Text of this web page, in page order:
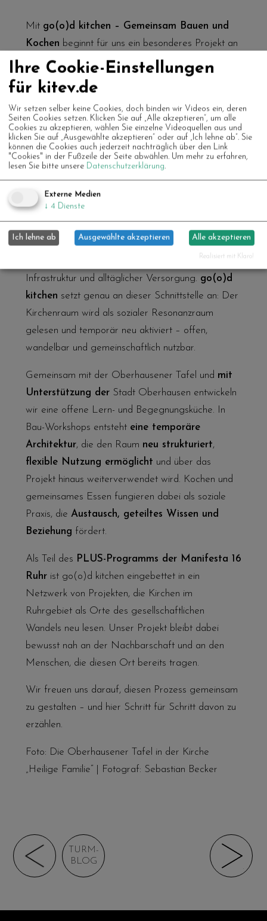
Mit go(o)d kitchen – Gemeinsam Bauen und
Kochen beginnt für uns ein besonderes Projekt an
einem besonderen Ort. In der Kirche „Heilige
Familie“ in Oberhausen-Lirich, die heute von der
Oberhausener Tafel
künftig Menschen, um gemeinsam zu kochen, zu
bauen, zu essen und Zeit miteinander zu
verbringen. Was zunächst alltäglich erscheint, bildet
den Kern des Projekts: Begegnung ermöglichen
und Räume gemeinsam neu denken.
Die Kirche ist dabei mehr als ein Rahmen. Als
Gemeinschaft, Nächstenliebe und Besinnung
ausgelegt. Heute ist sie zugleich Teil sozialer
Infrastruktur und alltäglicher Versorgung. go(o)d
kitchen setzt genau an dieser Schnittstelle an: Der
Kirchenraum wird als sozialer Resonanzraum
gelesen und temporär neu aktiviert – offen,
wandelbar und gemeinschaftlich nutzbar.
Gemeinsam mit der Oberhausener Tafel und mit
Unterstützung derStadt Oberhausen entwickeln
wir eine offene Lern- und Begegnungsküche. In
Bau-Workshops entsteht eine temporäre
Architektur, die den Raum neu strukturiert,
flexible Nutzung ermöglicht und über das
Projekt hinaus weiterverwendet wird. Kochen und
gemeinsames Essen fungieren dabei als soziale
Praxis, die Austausch, geteiltes Wissen und
Beziehung fördert.
Als Teil des PLUS-Programms der Manifesta 16
Ruhrist go(o)d kitchen eingebettet in ein
Netzwerk von Projekten, die Kirchen im
Ruhrgebiet als Orte des gesellschaftlichen
Wandels neu lesen. Unser Projekt bleibt dabei
bewusst nah an der Nachbarschaft und an den
Menschen, die diesen Ort bereits tragen.
Wir freuen uns darauf, diesen Prozess gemeinsam
zu gestalten – und hier Schritt für Schritt davon zu
erzählen.
Foto: Die Oberhausener Tafel in der Kirche
„Heilige Familie“ | Fotograf: Sebastian Becker
TURM-
BLOG
Ihre Cookie-Einstellungen
für kitev.de
Wir setzen selber keine Cookies, doch binden wir Videos ein, deren
Seiten Cookies setzen. Klicken Sie auf „Alle akzeptieren“, um alle
Cookies zu akzeptieren, wählen Sie einzelne Videoquellen aus und
klicken Sie auf „Ausgewählte akzeptieren“ oder auf „Ich lehne ab“. Sie
können die Cookies auch jederzeit nachträglich über den Link
"Cookies" in der Fußzeile der Seite abwählen. Um mehr zu erfahren,
lesen Sie bitte unsere Datenschutzerklärung.
Externe Medien
↓ 4 Dienste
Ich lehne ab Ausgewählte akzeptieren Alle akzeptieren
Realisiert mit Klaro!